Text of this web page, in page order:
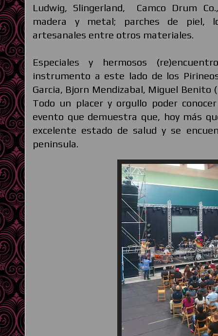
Ludwig, Slingerland, Camco Drum
madera y metal; parches de piel,
artesanales entre otros materiales.
Especiales y hermosos
instrumento a este lado de los
Garcia, Bjorn Mendizabal, Miguel Benito
Todo un placer y orgullo poder
evento que demuestra que, hoy más
excelente estado de salud y se
peninsula.